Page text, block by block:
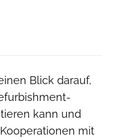
Blick darauf,
kann und
mit